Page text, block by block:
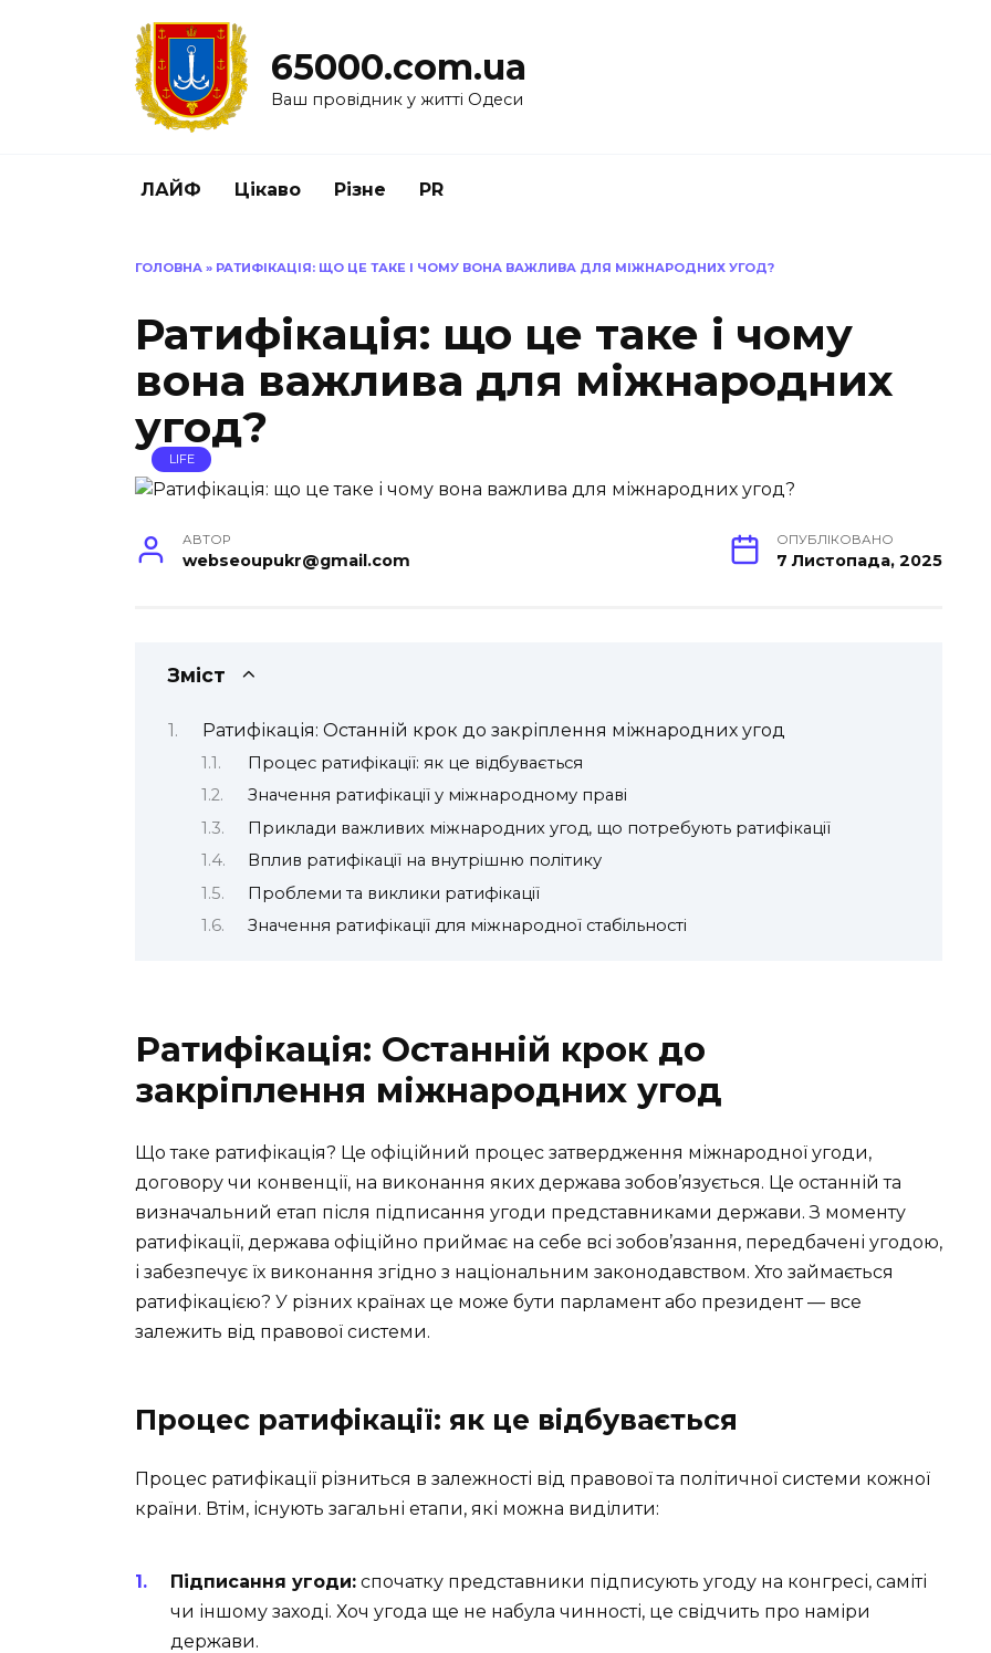
65000.com.ua
Ваш провідник у житті Одеси
ЛАЙФ Цікаво Різне PR
ГОЛОВНА » РАТИФІКАЦІЯ: ЩО ЦЕ ТАКЕ І ЧОМУ ВОНА ВАЖЛИВА ДЛЯ МІЖНАРОДНИХ УГОД?
Ратифікація: що це таке і чому
вона важлива для міжнародних
угод?
LIFE
АВТОР
webseoupukr@gmail.com
ОПУБЛІКОВАНО
7 Листопада, 2025
Зміст
Ратифікація: Останній крок до закріплення міжнародних угод
Процес ратифікації: як це відбувається
Значення ратифікації у міжнародному праві
Приклади важливих міжнародних угод, що потребують ратифікації
Вплив ратифікації на внутрішню політику
Проблеми та виклики ратифікації
Значення ратифікації для міжнародної стабільності
Ратифікація: Останній крок до
закріплення міжнародних угод
Що таке ратифікація? Це офіційний процес затвердження міжнародної угоди,
договору чи конвенції, на виконання яких держава зобов’язується. Це останній та
визначальний етап після підписання угоди представниками держави. З моменту
ратифікації, держава офіційно приймає на себе всі зобов’язання, передбачені угодою,
і забезпечує їх виконання згідно з національним законодавством. Хто займається
ратифікацією? У різних країнах це може бути парламент або президент — все
залежить від правової системи.
Процес ратифікації: як це відбувається
Процес ратифікації різниться в залежності від правової та політичної системи кожної
країни. Втім, існують загальні етапи, які можна виділити:
Підписання угоди: спочатку представники підписують угоду на конгресі, саміті
чи іншому заході. Хоч угода ще не набула чинності, це свідчить про наміри
держави.